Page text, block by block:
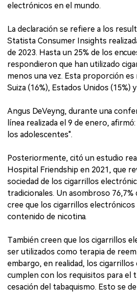
electrónicos en el mundo.
La declaración se refiere a los
Statista Consumer Insights
de 2023. Hasta un 25% de los
respondieron que han utilizado
menos una vez. Esta proporción es
Suiza (16%), Estados Unidos (15%)
Angus DeVeyng, durante una
línea realizada el 9 de enero,
los adolescentes".
Posteriormente, citó un estudio
Hospital Friendship en 2021, que
sociedad de los cigarrillos
tradicionales. Un asombroso 76,7%
cree que los cigarrillos
contenido de nicotina.
También creen que los cigarrillos
ser utilizados como terapia de
embargo, en realidad, los
cumplen con los requisitos para el
cesación del tabaquismo. Esto se